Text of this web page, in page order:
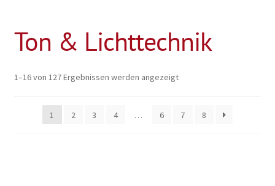
Standort & Öffnungszeiten
Impressionen
Kontakt & Feedback
Ton & Lichttechnik
1–16 von 127 Ergebnissen werden angezeigt
1 2 3 4 … 6 7 8